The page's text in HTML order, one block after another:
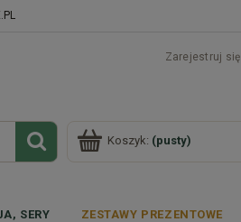
Zarejestruj się
Koszyk: (pusty)
SERY ZESTAWY PREZENTOWE